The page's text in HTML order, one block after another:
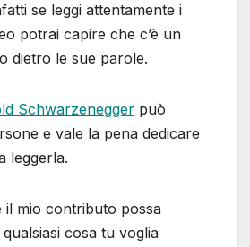
se leggi attentamente i
potrai capire che c’è un
dietro le sue parole.
Schwarzenegger può
e vale la pena dedicare
leggerla.
il mio contributo possa
cosa tu voglia